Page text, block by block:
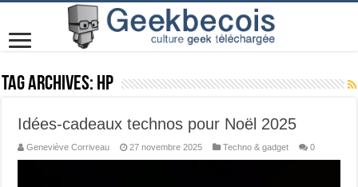
Tag Archives: HP
Idées-cadeaux technos pour Noël 2025
Geneviève Corriveau 27 novembre 2025 Techno & gadget 0